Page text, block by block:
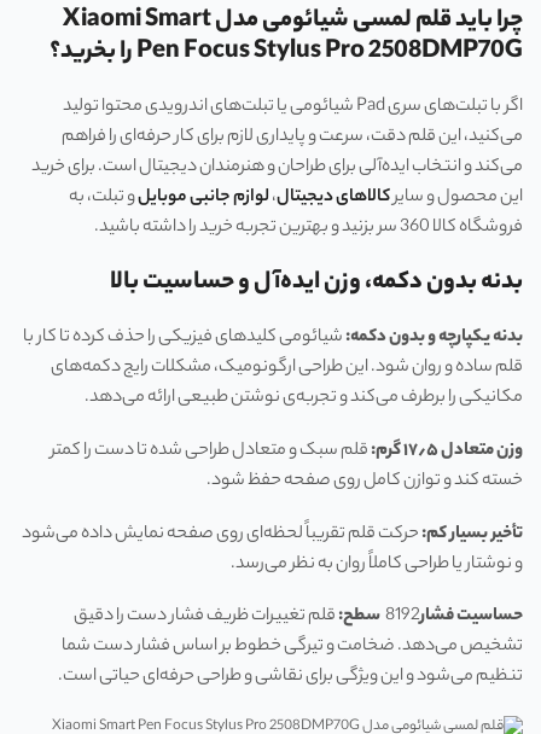
چرا باید قلم لمسی شیائومی مدل Xiaomi Smart
Pen Focus Stylus Pro 2508DMP70G را بخرید؟
اگر با تبلت‌های سری Pad شیائومی یا تبلت‌های اندرویدی محتوا تولید
می‌کنید، این قلم دقت، سرعت و پایداری لازم برای کار حرفه‌ای را فراهم
می‌کند و انتخاب ایده‌آلی برای طراحان و هنرمندان دیجیتال است. برای خرید
این محصول و سایرکالاهای دیجیتال،لوازم جانبی موبایلو تبلت، به
فروشگاه کالا 360 سر بزنید و بهترین تجربه خرید را داشته باشید.
بدنه بدون دکمه، وزن ایده‌آل و حساسیت بالا
بدنه یکپارچه و بدون دکمه:شیائومی کلیدهای فیزیکی را حذف کرده تا کار با
قلم ساده و روان شود. این طراحی ارگونومیک، مشکلات رایج دکمه‌های
مکانیکی را برطرف می‌کند و تجربه‌ی نوشتن طبیعی ارائه می‌دهد.
وزن متعادل
۱۷٫۵ گرم:قلم سبک و متعادل طراحی شده تا دست را کمتر
خسته کند و توازن کامل روی صفحه حفظ شود.
تأخیر بسیار کم:حرکت قلم تقریباً لحظه‌ای روی صفحه نمایش داده می‌شود
و نوشتار یا طراحی کاملاً روان به نظر می‌رسد.
حساسیت فشار8192سطح:قلم تغییرات ظریف فشار دست را دقیق
تشخیص می‌دهد. ضخامت و تیرگی خطوط بر اساس فشار دست شما
تنظیم می‌شود و این ویژگی برای نقاشی و طراحی حرفه‌ای حیاتی است.